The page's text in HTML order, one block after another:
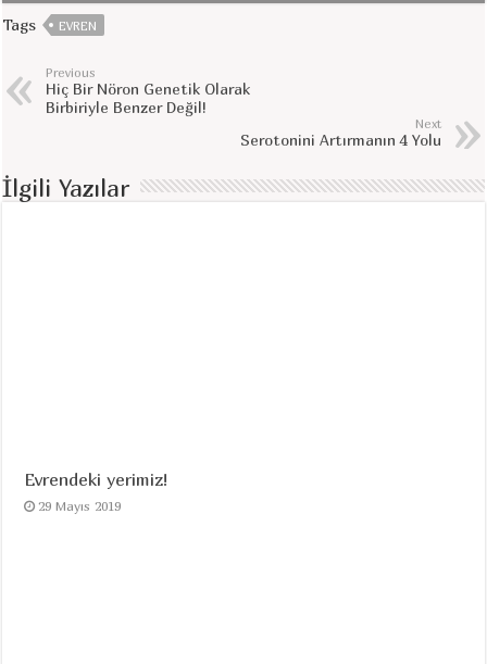
Tags EVREN
Previous
Hiç Bir Nöron Genetik Olarak
Birbiriyle Benzer Değil!
Next
Serotonini Artırmanın 4 Yolu
İlgili Yazılar
Evrendeki yerimiz!
29 Mayıs 2019